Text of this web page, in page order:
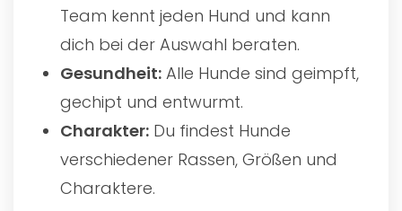
Team kennt jeden Hund und kann
dich bei der Auswahl beraten.
Gesundheit: Alle Hunde sind geimpft,
gechipt und entwurmt.
Charakter: Du findest Hunde
verschiedener Rassen, Größen und
Charaktere.